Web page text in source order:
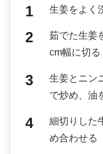
生姜をよく
茹でた生姜
cm幅に切る
生姜とニン
で炒め、油
細切りした
め合わせる